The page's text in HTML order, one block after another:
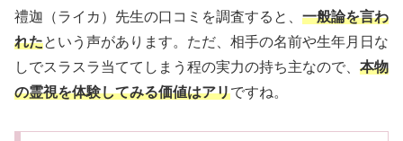
禮迦（ライカ）先生の口コミを調査すると、 一般論を言わ
れたという声があります。ただ、相手の名前や生年月日な
しでスラスラ当ててしまう程の実力の持ち主なので、 本物
の霊視を体験してみる価値はアリですね。